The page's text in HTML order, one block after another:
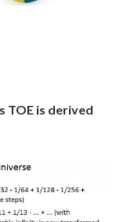
TOE is derived